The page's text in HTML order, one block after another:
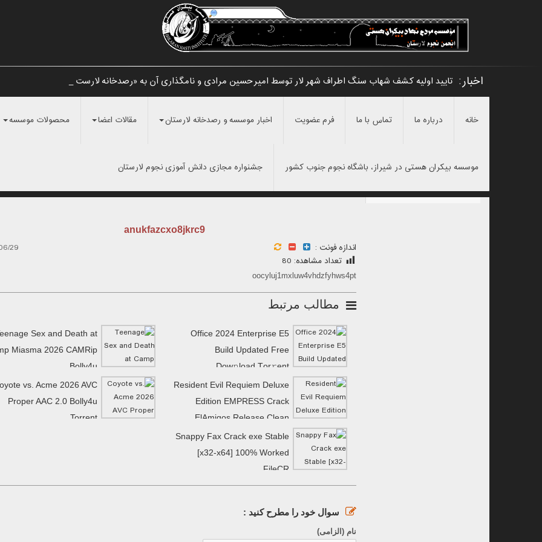
اخبار: تایید اولیه کشف شهاب سنگ اطراف شهر لار توسط امیرحسین مرادی و نامگذاری آن به «رصدخانه لارستان _
خانه درباره ما تماس با ما فرم عضویت اخبار موسسه و رصدخانه لارستان مقالات اعضا محصولات موسسه
موسسه بیکران هستی در شیراز، باشگاه نجوم جنوب کشور جشنواره مجازی دانش آموزی نجوم لارستان
anukfazcxo8jkrc9
اندازه فونت :
29
تعداد مشاهده: 80
oocyluj1mxluw4vhdzfyhws4pt
مطالب مرتبط
Office 2024 Enterprise E5
Build Updated Frее
Dow𝚗load Tоr𝚛ent
Sex and Death at
Miasma 2026 CAMRip
Bolly4u
Resident Evil Requiem Deluxe
Edition EMPRESS Crack
ElAmigos Release Clean
MediaFire
vs. Acme 2026 AVC
Proper AAC 2.0 Bolly4u
Torrent
Snappy Fax Crack exe Stable
[x32-x64] 100% Worked
FileCR
سوال خود را مطرح کنید :
نام (الزامی)